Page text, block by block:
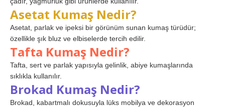
Asetat Kumaş Nedir?
Asetat, parlak ve ipeksi bir görünüm sunan kumaş türüdür;
özellikle şık bluz ve elbiselerde tercih edilir.
Tafta Kumaş Nedir?
Tafta, sert ve parlak yapısıyla gelinlik, abiye kumaşlarında
sıklıkla kullanılır.
Brokad Kumaş Nedir?
Brokad, kabartmalı dokusuyla lüks mobilya ve dekorasyon